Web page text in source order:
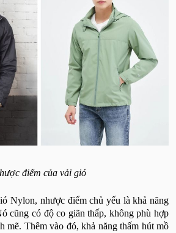
điểm của vải gió
Nylon, nhược điểm chủ yếu là khả năng
cũng có độ co giãn thấp, không phù hợp
mẽ. Thêm vào đó, khả năng thấm hút mồ